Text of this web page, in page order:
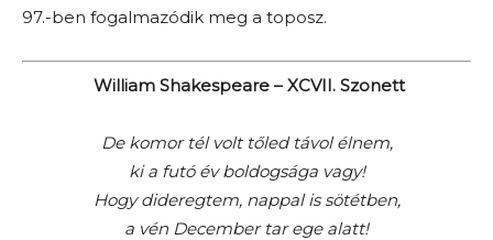
97.-ben fogalmazódik meg a toposz.
William Shakespeare – XCVII. Szonett
De komor tél volt tőled távol élnem,
ki a futó év boldogsága vagy!
Hogy dideregtem, nappal is sötétben,
a vén December tar ege alatt!